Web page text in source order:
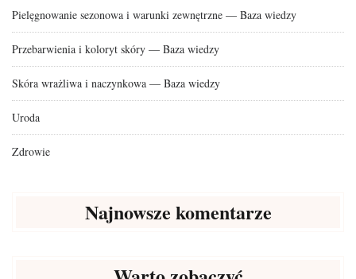
Pielęgnowanie sezonowa i warunki zewnętrzne — Baza wiedzy
Przebarwienia i koloryt skóry — Baza wiedzy
Skóra wrażliwa i naczynkowa — Baza wiedzy
Uroda
Zdrowie
Najnowsze komentarze